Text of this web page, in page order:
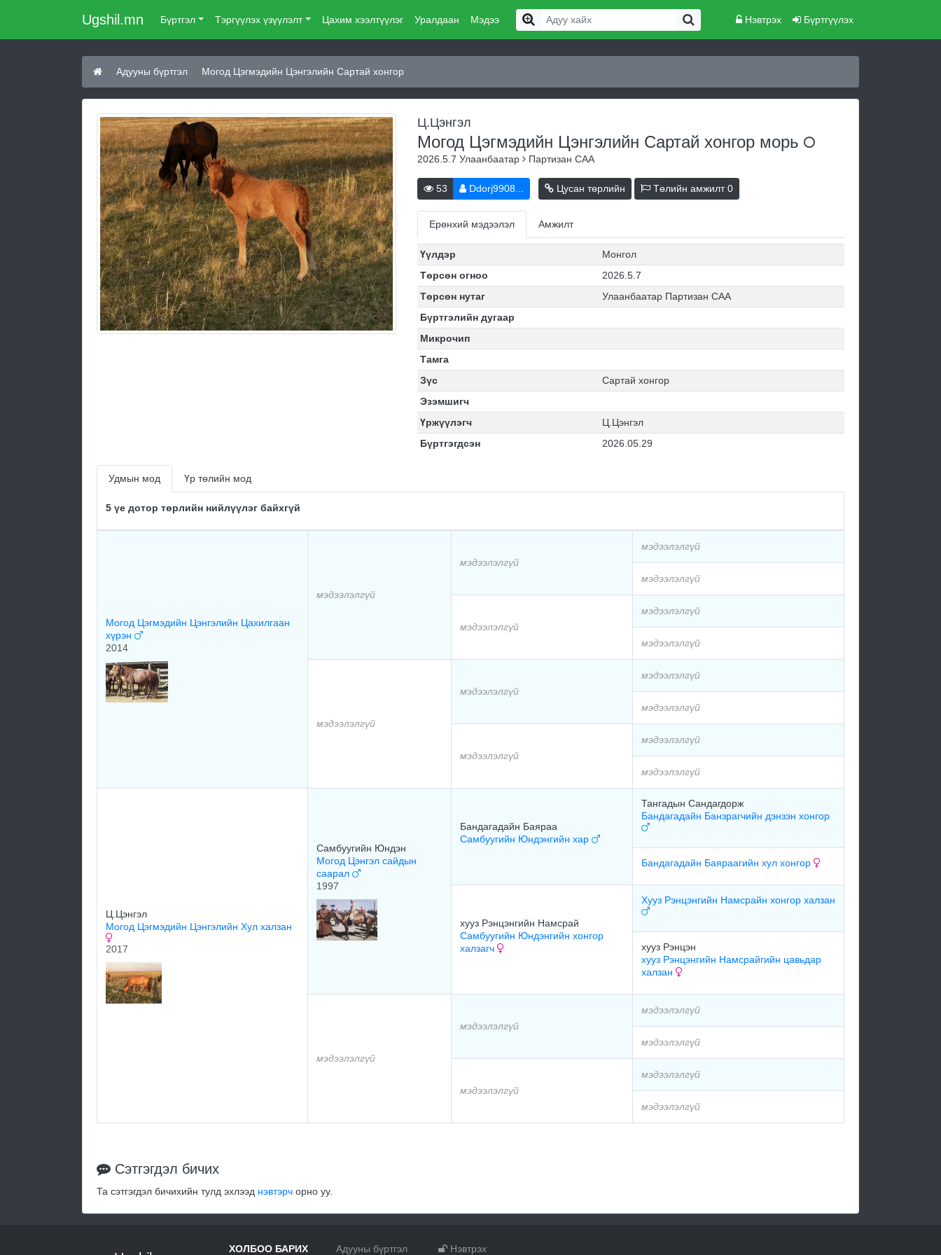
Ugshil.mn Бүртгэл Тэргүүлэх үзүүлэлт Цахим хээлтүүлэг Уралдаан Мэдээ Нэвтрэх Бүртгүүлэх
Адууны бүртгэл Могод Цэгмэдийн Цэнгэлийн Сартай хонгор
Ц.Цэнгэл
Могод Цэгмэдийн Цэнгэлийн Сартай хонгор морь
2026.5.7 Улаанбаатар Партизан САА
53 Ddorj9908... Цусан төрлийн Төлийн амжилт0
Ерөнхий мэдээлэл Амжилт
Үүлдэр
Монгол
Төрсөн огноо
2026.5.7
Төрсөн нутаг
Улаанбаатар Партизан САА
Бүртгэлийн дугаар
Микрочип
Тамга
Зүс
Сартай хонгор
Эзэмшигч
Үржүүлэгч
Ц.Цэнгэл
Бүртгэгдсэн
2026.05.29
Удмын мод Үр төлийн мод
5 үе дотор төрлийн нийлүүлэг байхгүй
Могод Цэгмэдийн Цэнгэлийн Цахилгаан
хүрэн
2014
мэдээлэлгүй
мэдээлэлгүй
мэдээлэлгүй
мэдээлэлгүй
мэдээлэлгүй
мэдээлэлгүй
мэдээлэлгүй
мэдээлэлгүй
мэдээлэлгүй
мэдээлэлгүй
мэдээлэлгүй
мэдээлэлгүй
мэдээлэлгүй
мэдээлэлгүй
Ц.Цэнгэл
Могод Цэгмэдийн Цэнгэлийн Хул халзан
2017
Самбуугийн Юндэн
Могод Цэнгэл сайдын
саарал
1997
Бандагадайн Баяраа
Самбуугийн Юндэнгийн хар
Тангадын Сандагдорж
Бандагадайн Банзрагчийн дэнзэн хонгор
Бандагадайн Баяраагийн хул хонгор
хууз Рэнцэнгийн Намсрай
Самбуугийн Юндэнгийн хонгор
халзагч
Хууз Рэнцэнгийн Намсрайн хонгор халзан
хууз Рэнцэн
хууз Рэнцэнгийн Намсрайгийн цавьдар
халзан
мэдээлэлгүй
мэдээлэлгүй
мэдээлэлгүй
мэдээлэлгүй
мэдээлэлгүй
мэдээлэлгүй
мэдээлэлгүй
Сэтгэгдэл бичих
Та сэтгэгдэл бичихийн тулд эхлээд нэвтэрч орно уу.
ХОЛБОО БАРИХ Адууны бүртгэл Нэвтрэх